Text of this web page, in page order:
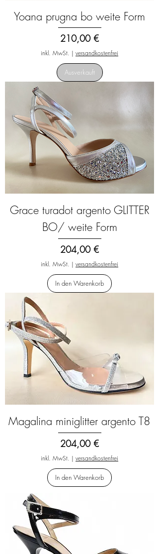
Yoana prugna bo weite Form
Preis
210,00 €
inkl. MwSt. | versandkostenfrei
Ausverkauft
Grace turadot argento GLITTER
BO/ weite Form
Preis
204,00 €
inkl. MwSt. | versandkostenfrei
In den Warenkorb
Magalina miniglitter argento T8
Preis
204,00 €
inkl. MwSt. | versandkostenfrei
In den Warenkorb